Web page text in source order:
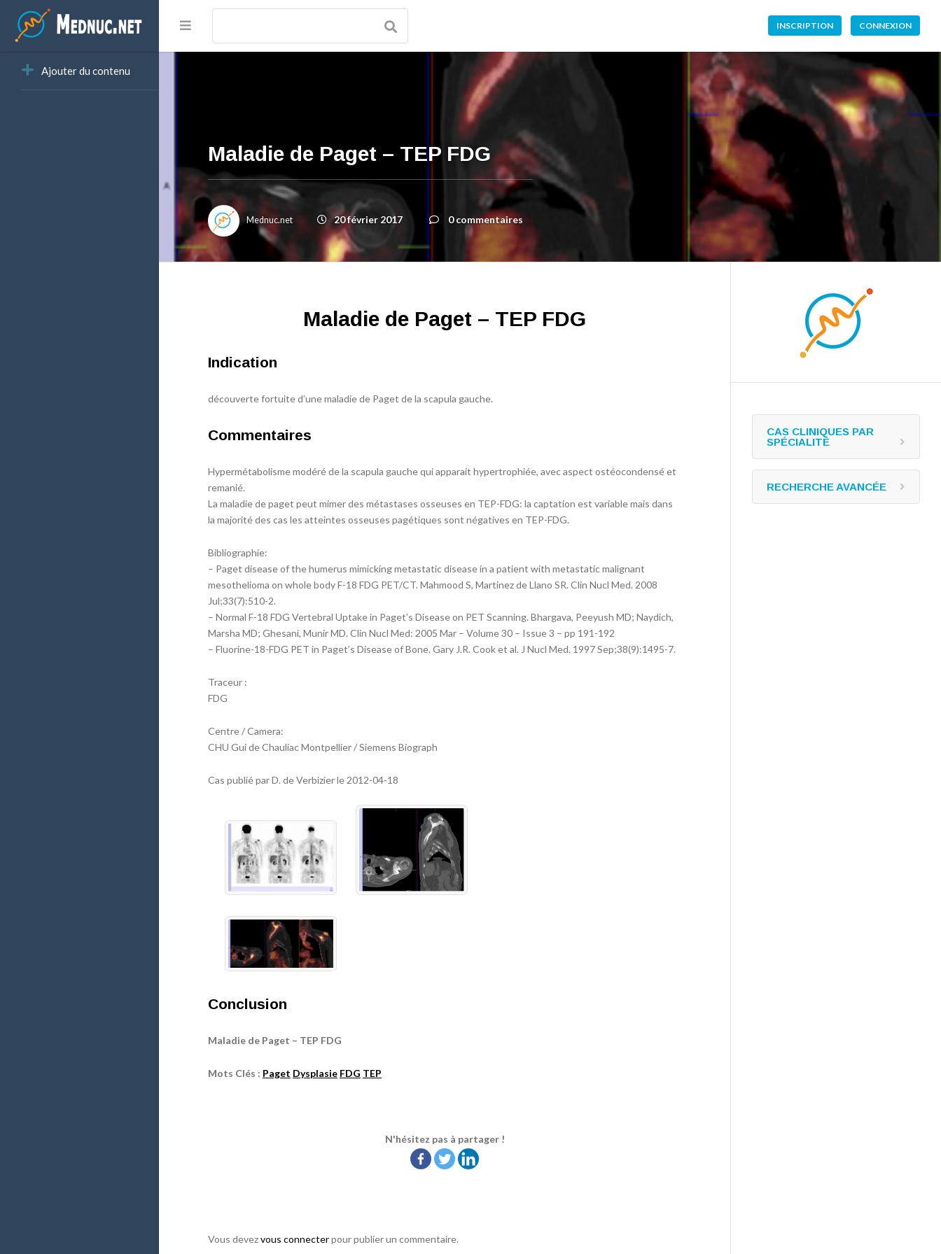
INSCRIPTION CONNEXION
Ajouter du contenu
Maladie de Paget – TEP FDG
Mednuc.net 20 février 2017 0 commentaires
Maladie de Paget – TEP FDG
Indication
découverte fortuite d’une maladie de Paget de la scapula gauche.
Commentaires
Hypermétabolisme modéré de la scapula gauche qui apparait hypertrophiée, avec aspect ostéocondensé et
remanié.
La maladie de paget peut mimer des métastases osseuses en TEP-FDG: la captation est variable mais dans
la majorité des cas les atteintes osseuses pagétiques sont négatives en TEP-FDG.
Bibliographie:
– Paget disease of the humerus mimicking metastatic disease in a patient with metastatic malignant
mesothelioma on whole body F-18 FDG PET/CT. Mahmood S, Martinez de Llano SR. Clin Nucl Med. 2008
Jul;33(7):510-2.
– Normal F-18 FDG Vertebral Uptake in Paget’s Disease on PET Scanning. Bhargava, Peeyush MD; Naydich,
Marsha MD; Ghesani, Munir MD. Clin Nucl Med: 2005 Mar – Volume 30 – Issue 3 – pp 191-192
– Fluorine-18-FDG PET in Paget’s Disease of Bone. Gary J.R. Cook et al. J Nucl Med. 1997 Sep;38(9):1495-7.
Traceur :
FDG
Centre / Camera:
CHU Gui de Chauliac Montpellier / Siemens Biograph
Cas publié par D. de Verbizier le 2012-04-18
Conclusion
Maladie de Paget – TEP FDG
Mots Clés : Paget Dysplasie FDG TEP
N'hésitez pas à partager !
Vous devezvous connecterpour publier un commentaire.
CAS CLINIQUES PAR
SPÉCIALITÉ
RECHERCHE AVANCÉE